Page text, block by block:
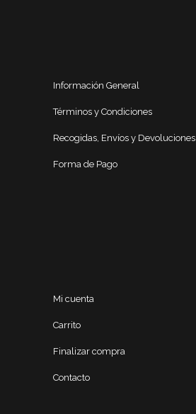
Información General
Términos y Condiciones
Recogidas, Envíos y Devoluciones
Forma de Pago
Mi cuenta
Carrito
Finalizar compra
Contacto